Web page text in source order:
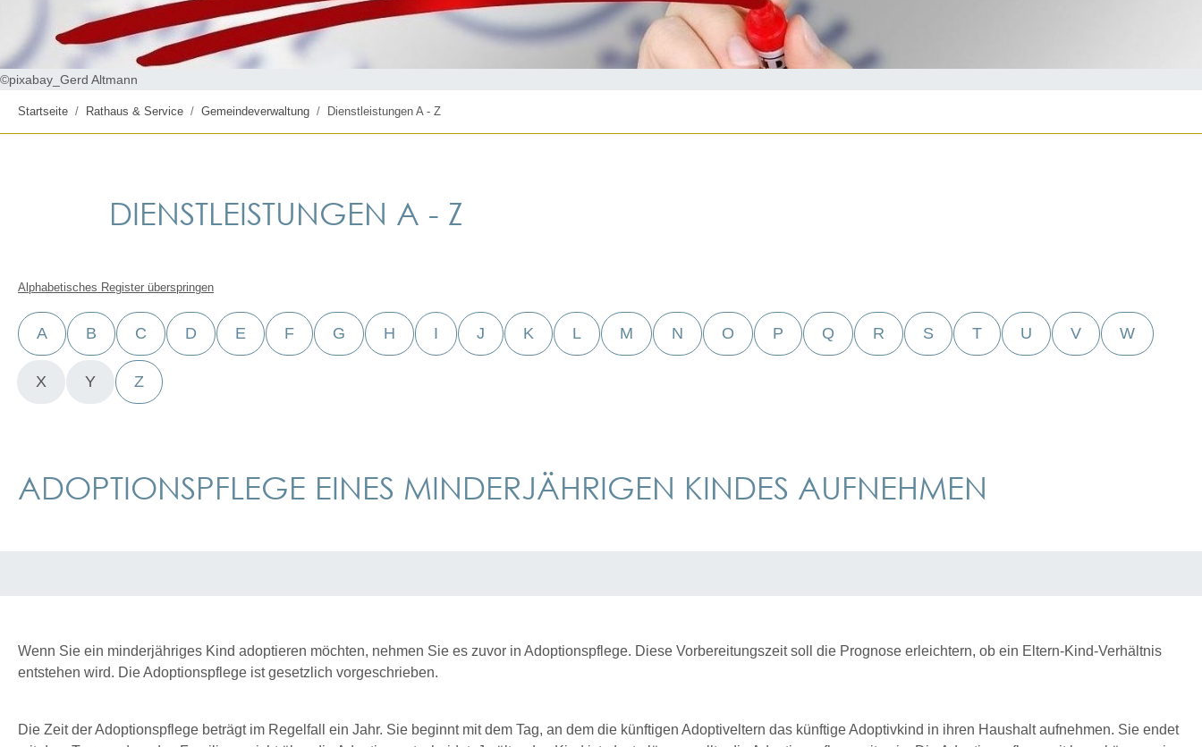
©pixabay_Gerd Altmann
Startseite Rathaus & Service Gemeindeverwaltung Dienstleistungen A - Z
DIENSTLEISTUNGEN A - Z
Alphabetisches Register überspringen
A B C D E F G H I J K L M N O P Q R S T U V W
X Y Z
ADOPTIONSPFLEGE EINES MINDERJÄHRIGEN KINDES AUFNEHMEN
Wenn Sie ein minderjähriges Kind adoptieren möchten, nehmen Sie es zuvor in Adoptionspflege. Diese Vorbereitungszeit soll die Prognose erleichtern, ob ein Eltern-Kind-Verhältnis
entstehen wird. Die Adoptionspflege ist gesetzlich vorgeschrieben.
Die Zeit der Adoptionspflege beträgt im Regelfall ein Jahr. Sie beginnt mit dem Tag, an dem die künftigen Adoptiveltern das künftige Adoptivkind in ihren Haushalt aufnehmen. Sie endet